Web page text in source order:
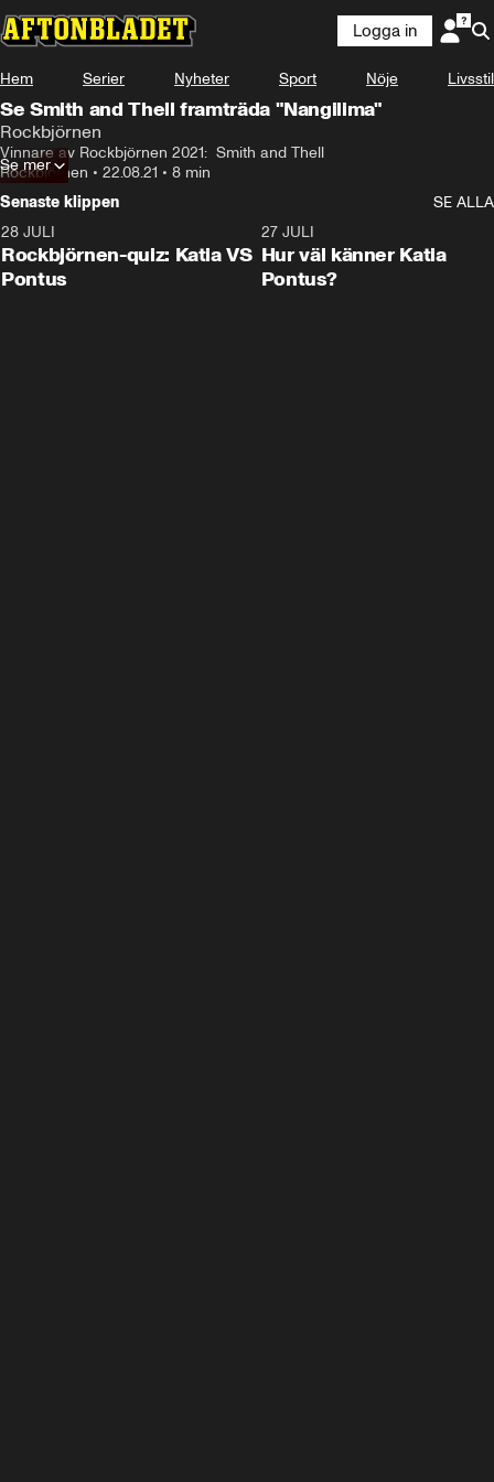
Logga in
Hem Serier Nyheter Sport Nöje Livsstil
Se Smith and Thell framträda "Nangilima"
Rockbjörnen
Vinnare av Rockbjörnen 2021:  Smith and Thell
Rockbjörnen • 22.08.21 • 8 min
Se mer
Senaste klippen
SE ALLA
28 JULI
Rockbjörnen-quiz: Katia VS
Pontus
27 JULI
Hur väl känner Katia
Pontus?